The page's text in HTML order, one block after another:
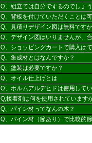
Q、組立ては自分でするのでしょ
Q、背板を付けていただくことは
Q、見積りデザイン図は無料です
Q、デザイン図はいりませんが、
Q、ショッピングカートで購入は
Q、集成材とはなんですか？
Q、塗装は必要ですか？
Q、オイル仕上げとは
Q、ホルムアルデヒドは使用して
Q,接着剤は何を使用されています
Q、パイン材ってなんの木？
Q、パイン材（節あり）で比較的